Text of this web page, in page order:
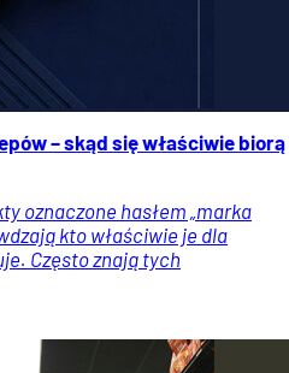
– skąd się właściwie biorą
oznaczone hasłem „marka
kto właściwie je dla
Często znają tych